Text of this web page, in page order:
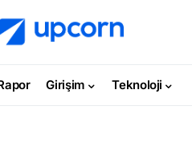
Girişim Teknoloji